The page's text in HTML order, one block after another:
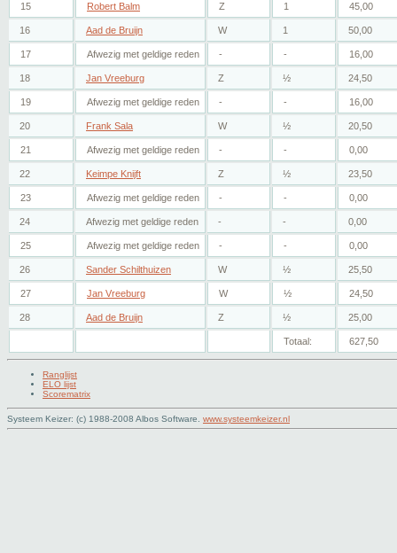
15 Robert Balm Z 1 45,00
16 Aad de Bruijn W 1 50,00
17 Afwezig met geldige reden - - 16,00
18 Jan Vreeburg Z ½ 24,50
19 Afwezig met geldige reden - - 16,00
20 Frank Sala W ½ 20,50
21 Afwezig met geldige reden - - 0,00
22 Keimpe Knijft Z ½ 23,50
23 Afwezig met geldige reden - - 0,00
24 Afwezig met geldige reden - - 0,00
25 Afwezig met geldige reden - - 0,00
26 Sander Schilthuizen W ½ 25,50
27 Jan Vreeburg W ½ 24,50
28 Aad de Bruijn Z ½ 25,00
Totaal: 627,50
Ranglijst
ELO lijst
Scorematrix
Systeem Keizer: (c) 1988-2008 Albos Software. www.systeemkeizer.nl